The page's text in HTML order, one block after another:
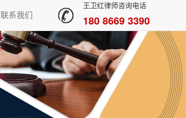
联系我们
王卫红律师咨询电话
180 8669 3390